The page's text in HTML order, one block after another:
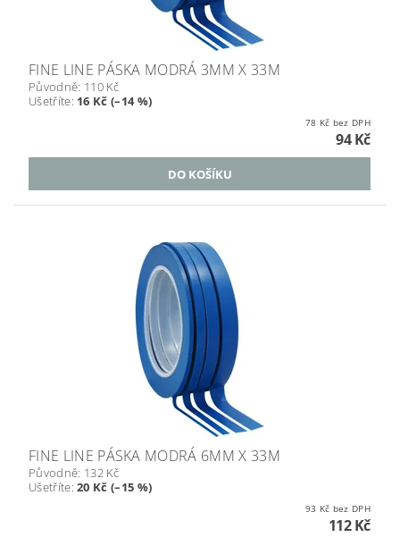
FINE LINE PÁSKA MODRÁ 3MM X 33M
Původně: 110 Kč
Ušetříte: 16 Kč (–14 %)
78 Kč bez DPH
94 Kč
FINE LINE PÁSKA MODRÁ 6MM X 33M
Původně: 132 Kč
Ušetříte:20 Kč (–15 %)
93 Kč bez DPH
112 Kč